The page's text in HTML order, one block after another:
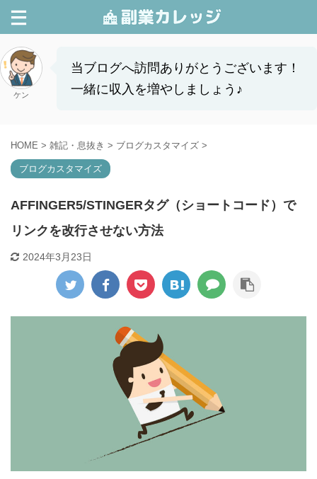
ケン
当ブログへ訪問ありがとうございます！
一緒に収入を増やしましょう♪
HOME > 雑記・息抜き > ブログカスタマイズ >
ブログカスタマイズ
AFFINGER5/STINGERタグ（ショートコード）で
リンクを改行させない方法
2024年3月23日